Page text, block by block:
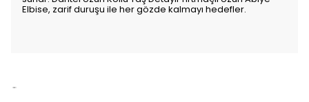
Elbise, zarif duruşu ile her gözde kalmayı hedefler.